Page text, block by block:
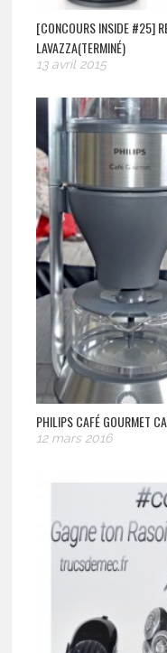
[CONCOURS INSIDE #25]
LAVAZZA(TERMINÉ)
13 avril 2015
PHILIPS CAFÉ GOURMET
12 mars 2016